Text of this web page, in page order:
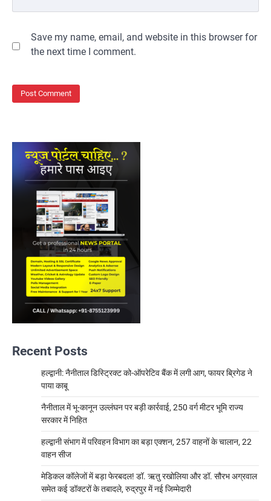
Save my name, email, and website in this browser for
the next time I comment.
Recent Posts
हल्द्वानी: नैनीताल डिस्ट्रिक्ट को-ऑपरेटिव बैंक में लगी आग, फायर ब्रिगेड ने
पाया काबू
नैनीताल में भू-कानून उल्लंघन पर बड़ी कार्रवाई, 250 वर्ग मीटर भूमि राज्य
सरकार में निहित
हल्द्वानी संभाग में परिवहन विभाग का बड़ा एक्शन, 257 वाहनों के चालान, 22
वाहन सीज
मेडिकल कॉलेजों में बड़ा फेरबदल! डॉ. ऋतु रखोलिया और डॉ. सौरभ अग्रवाल
समेत कई डॉक्टरों के तबादले, रुद्रपुर में नई जिम्मेदारी